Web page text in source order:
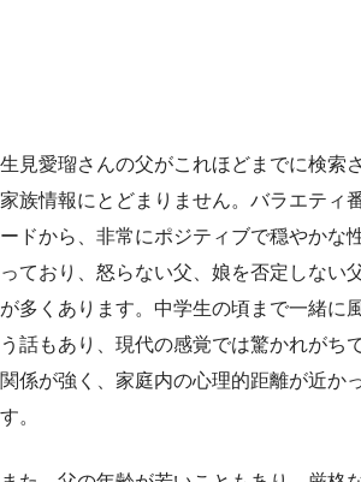
生見愛瑠さんの父がこれほどまでに検索
家族情報にとどまりません。バラエティ
ードから、非常にポジティブで穏やかな
っており、怒らない父、娘を否定しない
が多くあります。中学生の頃まで一緒に
う話もあり、現代の感覚では驚かれがち
関係が強く、家庭内の心理的距離が近か
す。